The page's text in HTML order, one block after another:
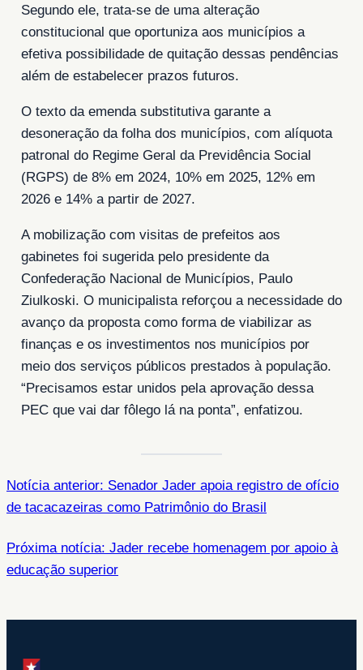
Segundo ele, trata-se de uma alteração
constitucional que oportuniza aos municípios a
efetiva possibilidade de quitação dessas pendências
além de estabelecer prazos futuros.
O texto da emenda substitutiva garante a
desoneração da folha dos municípios, com alíquota
patronal do Regime Geral da Previdência Social
(RGPS) de 8% em 2024, 10% em 2025, 12% em
2026 e 14% a partir de 2027.
A mobilização com visitas de prefeitos aos
gabinetes foi sugerida pelo presidente da
Confederação Nacional de Municípios, Paulo
Ziulkoski. O municipalista reforçou a necessidade do
avanço da proposta como forma de viabilizar as
finanças e os investimentos nos municípios por
meio dos serviços públicos prestados à população.
“Precisamos estar unidos pela aprovação dessa
PEC que vai dar fôlego lá na ponta”, enfatizou.
Notícia anterior: Senador Jader apoia registro de ofício
de tacacazeiras como Patrimônio do Brasil
Próxima notícia: Jader recebe homenagem por apoio à
educação superior